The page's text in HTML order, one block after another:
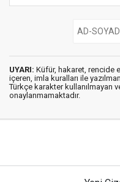
UYARI: Küfür, hakaret, rencide
içeren, imla kuralları ile
Türkçe karakter kullanılmayan
onaylanmamaktadır.